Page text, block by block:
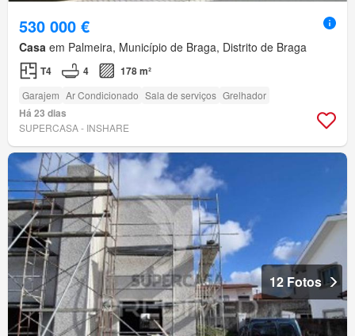
530 000 €
Casa em Palmeira, Município de Braga, Distrito de Braga
T4 4 178 m²
Garajem Ar Condicionado Sala de serviços Grelhador
Há 23 dias
SUPERCASA - INSHARE
12 Fotos